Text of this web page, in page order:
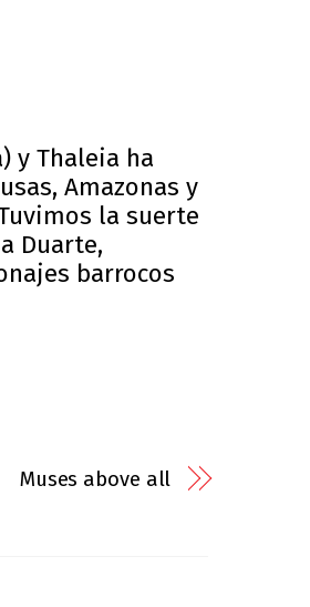
y Thaleia ha
Amazonas y
la suerte
Duarte,
barrocos
Muses above all